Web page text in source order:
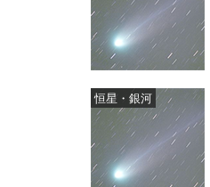
恒星・銀河